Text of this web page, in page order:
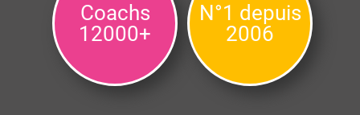
Coachs
12000+
N°1 depuis
2006